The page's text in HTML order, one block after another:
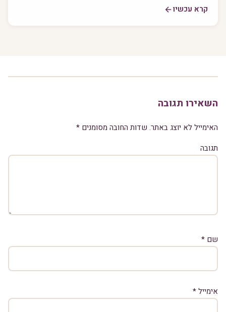
קרא עכשיו
השאירו תגובה
האימייל לא יוצג באתר. שדות החובה מסומנים *
תגובה
שם *
אימייל*